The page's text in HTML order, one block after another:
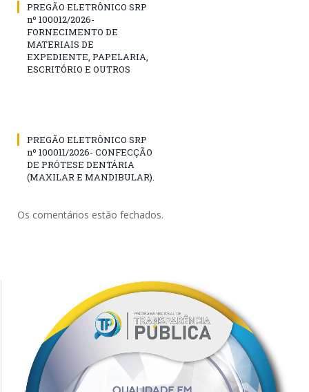
PREGÃO ELETRÔNICO SRP
nº 100012/2026-
FORNECIMENTO DE
MATERIAIS DE
EXPEDIENTE, PAPELARIA,
ESCRITÓRIO E OUTROS
PREGÃO ELETRÔNICO SRP
nº 100011/2026- CONFECÇÃO
DE PRÓTESE DENTÁRIA
(MAXILAR E MANDIBULAR).
Os comentários estão fechados.